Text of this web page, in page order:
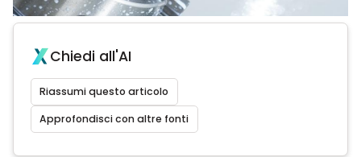
Chiedi all'AI
Riassumi questo articolo
Approfondisci con altre fonti